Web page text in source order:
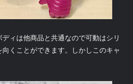
ディは他商品と共通なので可動はシリ
くことができます。しかしこのキャ